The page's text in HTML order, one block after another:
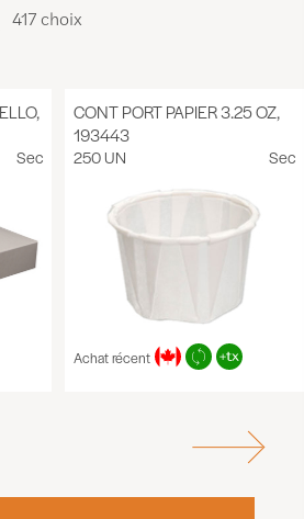
417 choix
Sec
CONT PORT PAPIER 3.25 OZ,
193443
250 UN Sec
Achat récent